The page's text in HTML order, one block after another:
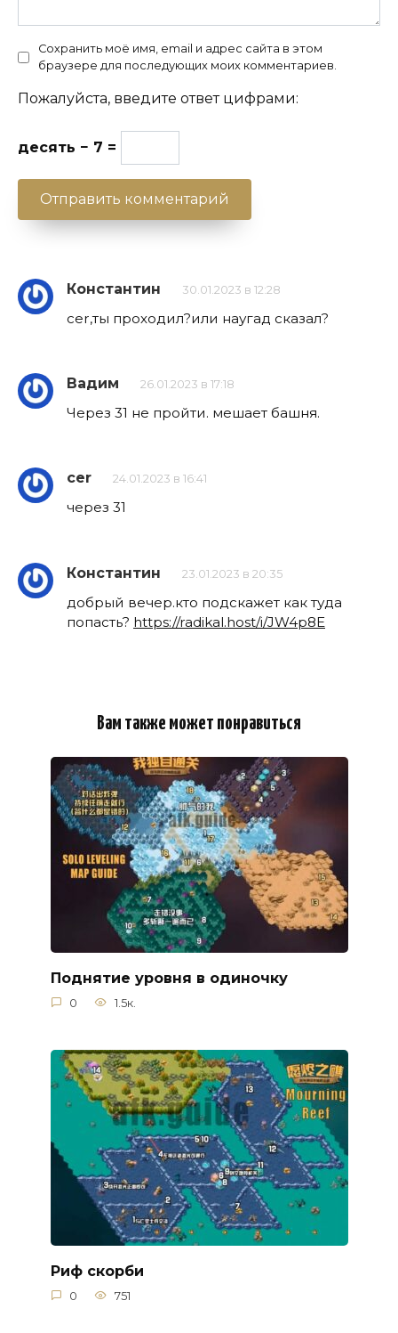
Сохранить моё имя, email и адрес сайта в этом
браузере для последующих моих комментариев.
Пожалуйста, введите ответ цифрами:
десять − 7 =
Константин 30.01.2023 в 12:28
cer,ты проходил?или наугад сказал?
Вадим 26.01.2023 в 17:18
Через 31 не пройти. мешает башня.
cer 24.01.2023 в 16:41
через 31
Константин 23.01.2023 в 20:35
добрый вечер.кто подскажет как туда
попасть? https://radikal.host/i/JW4p8E
Вам также может понравиться
Поднятие уровня в одиночку
0 1.5к.
Риф скорби
0 751